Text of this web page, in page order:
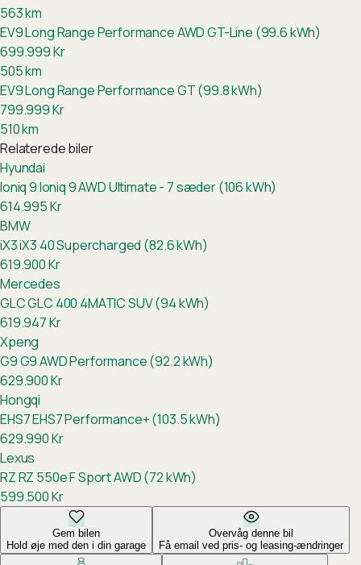
563km
EV9 Long Range Performance AWD GT-Line (99.6 kWh)
699.999Kr
505km
EV9 Long Range Performance GT (99.8 kWh)
799.999Kr
510km
Relaterede biler
Hyundai
Ioniq 9Ioniq 9 AWD Ultimate - 7 sæder (106 kWh)
614.995Kr
BMW
iX3iX3 40 Supercharged (82.6 kWh)
619.900Kr
Mercedes
GLCGLC 400 4MATIC SUV (94 kWh)
619.947Kr
Xpeng
G9G9 AWD Performance (92.2 kWh)
629.900Kr
Hongqi
EHS7EHS7 Performance+ (103.5 kWh)
629.990Kr
Lexus
RZRZ 550e F Sport AWD (72 kWh)
599.500Kr
Gem bilen
Hold øje med den i din garage
Overvåg denne bil
Få email ved pris- og leasing-ændringer